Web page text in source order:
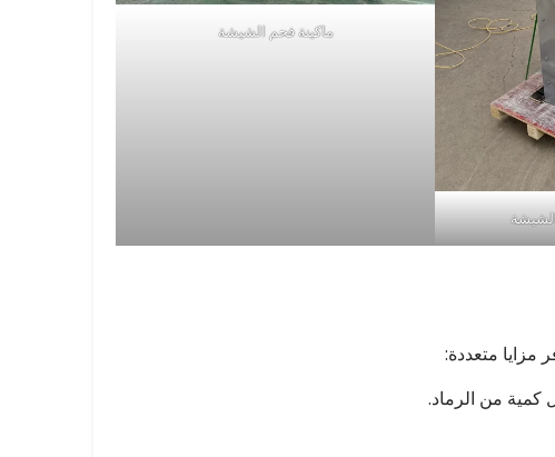
ماكينة فحم الشيشة
مزايا متعددة:
من الرماد.